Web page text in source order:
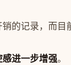
的记录，而目
进一步增强。